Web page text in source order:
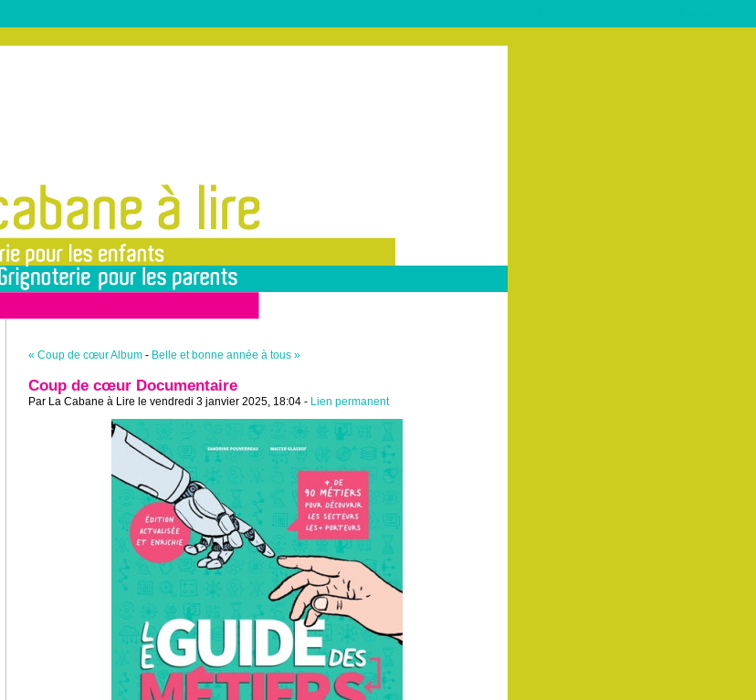
« Coup de cœur Album - Belle et bonne année à tous »
Coup de cœur Documentaire
Par La Cabane à Lire le vendredi 3 janvier 2025, 18:04 - Lien permanent